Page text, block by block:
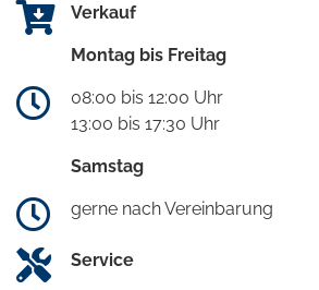
Verkauf
Montag bis Freitag
08:00 bis 12:00 Uhr
13:00 bis 17:30 Uhr
Samstag
gerne nach Vereinbarung
Service